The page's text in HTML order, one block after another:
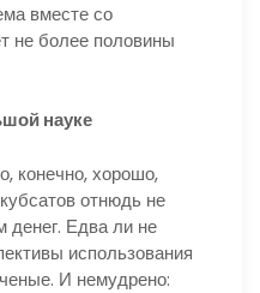
вместе со
не более половины
науке
конечно, хорошо,
отнюдь не
денег. Едва ли не
использования
И немудрено: